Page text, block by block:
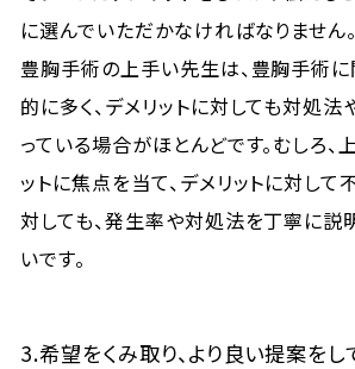
に選んでいただかなければなりません。
豊胸手術の上手い先生は、豊胸手術
的に多く、デメリットに対しても対処
っている場合がほとんどです。むしろ
ットに焦点を当て、デメリットに対し
対しても、発生率や対処法を丁寧に説
いです。
3.希望をくみ取り、より良い提案をし